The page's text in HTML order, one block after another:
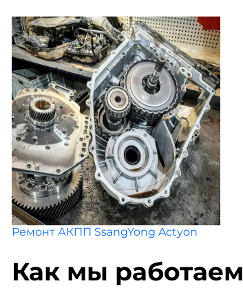
Ремонт АКПП SsangYong Actyon
Как мы работаем